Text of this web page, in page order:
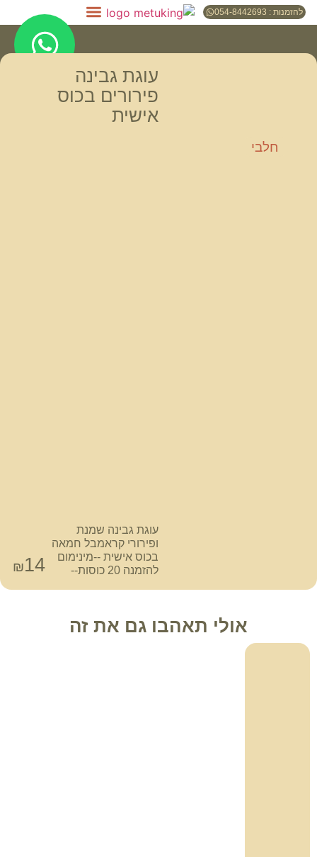
להזמנות : 054-8442693
חלבי
עוגת גבינה
פירורים בכוס
אישית
עוגת גבינה שמנת
ופירורי קראמבל חמאה
בכוס אישית --מינימום
להזמנה 20 כוסות--
₪14
אולי תאהבו גם את זה